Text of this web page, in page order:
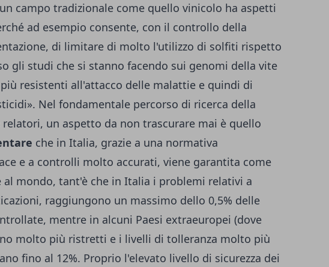
campo tradizionale come quello vinicolo ha aspetti
ad esempio consente, con il controllo della
di limitare di molto l'utilizzo di solfiti rispetto
gli studi che si stanno facendo sui genomi della vite
resistenti all'attacco delle malattie e quindi di
Nel fondamentale percorso di ricerca della
un aspetto da non trascurare mai è quello
che in Italia, grazie a una normativa
e a controlli molto accurati, viene garantita come
al mondo, tant'è che in Italia i problemi relativi a
raggiungono un massimo dello 0,5% delle
mentre in alcuni Paesi extraeuropei (dove
molto più ristretti e i livelli di tolleranza molto più
fino al 12%. Proprio l'elevato livello di sicurezza dei